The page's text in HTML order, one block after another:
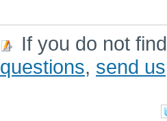
If you do not
questions, send us